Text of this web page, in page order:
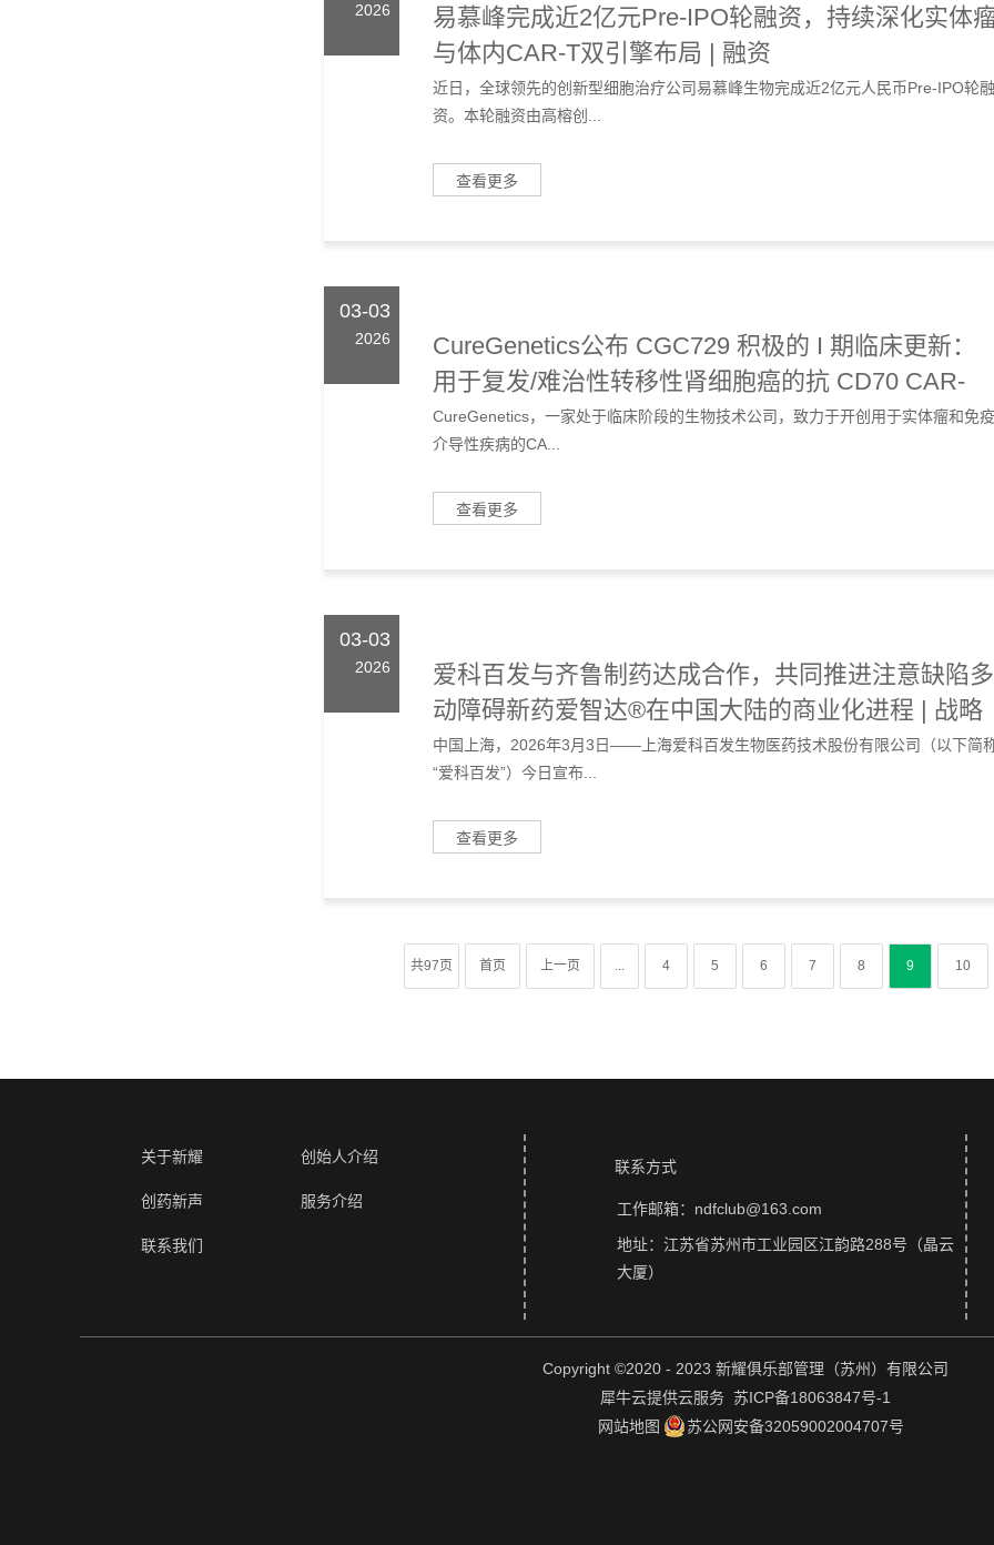
2026
易慕峰完成近2亿元Pre-IPO轮融资，持续深化实体
与体内CAR-T双引擎布局 | 融资
近日，全球领先的创新型细胞治疗公司易慕峰生物完成近2亿元人民币Pre-IPO轮融
资。本轮融资由高榕创...
查看更多
03-03
2026
CureGenetics公布 CGC729 积极的 I 期临床更新：
用于复发/难治性转移性肾细胞癌的抗 CD70 CAR-
NKT 疗法 | 项目进展
CureGenetics，一家处于临床阶段的生物技术公司，致力于开创用于实体瘤和免疫
介导性疾病的CA...
查看更多
03-03
2026
爱科百发与齐鲁制药达成合作，共同推进注意缺陷多
动障碍新药爱智达®在中国大陆的商业化进程 | 战略
合作
中国上海，2026年3月3日——上海爱科百发生物医药技术股份有限公司（以下简
“爱科百发”）今日宣布...
查看更多
共97页 首页 上一页 ... 4 5 6 7 8 9 10
关于新耀 创始人介绍
创药新声 服务介绍
联系我们
工作邮箱：ndfclub@163.com
联系方式
地址：江苏省苏州市工业园区江韵路288号（晶云
大厦）
Copyright ©2020 - 2023 新耀俱乐部管理（苏州）有限公司
犀牛云提供云服务 苏ICP备18063847号-1
网站地图
苏公网安备32059002004707号